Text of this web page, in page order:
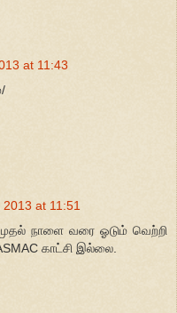
at 11:43
at 11:51
முதல் நாளை வரை ஓடும் வெற்றி
காட்சி இல்லை.